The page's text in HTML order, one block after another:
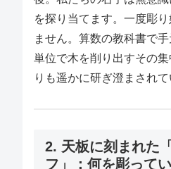
を探り当てます。一度彫
ません。算数の教科書で
単位で木を削り出すその
りも遥かに研ぎ澄まされて
2. 天板に刻まれた
フ」：何を彫って